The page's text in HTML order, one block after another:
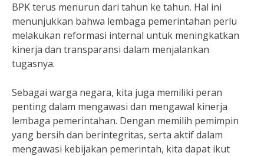
BPK terus menurun dari tahun ke tahun. Hal ini
menunjukkan bahwa lembaga pemerintahan perlu
melakukan reformasi internal untuk meningkatkan
kinerja dan transparansi dalam menjalankan
tugasnya.
Sebagai warga negara, kita juga memiliki peran
penting dalam mengawasi dan mengawal kinerja
lembaga pemerintahan. Dengan memilih pemimpin
yang bersih dan berintegritas, serta aktif dalam
mengawasi kebijakan pemerintah, kita dapat ikut